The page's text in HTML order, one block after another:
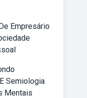
Empresário
Semiologia
Mentais